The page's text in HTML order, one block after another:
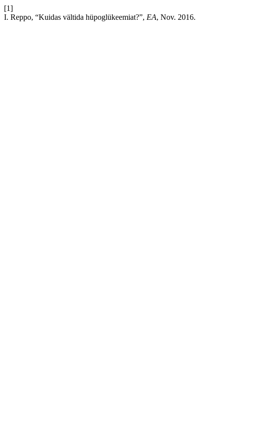
[1]
I. Reppo, “Kuidas vältida hüpoglükeemiat?”, EA, Nov. 2016.